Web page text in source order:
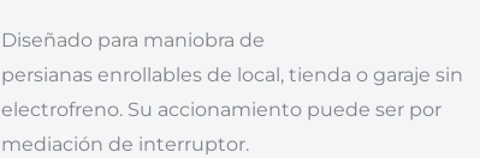
Diseñado para maniobra de
persianas enrollables de local, tienda o garaje sin
electrofreno. Su accionamiento puede ser por
mediación de interruptor.